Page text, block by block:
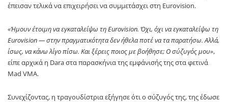
έπεισαν τελικά να επιχειρήσει να συμμετάσχει στη Eurovision.
«Ήμουν έτοιμη να εγκαταλείψω τη Eurovision. Όχι, όχι να εγκαταλείψω τη
Eurovision — στην πραγματικότητα δεν ήθελα ποτέ να τα παρατήσω. Αλλά,
ίσως, να κάνω λίγο πίσω. Και ξέρεις ποιος με βοήθησε; Ο σύζυγός μου»,
είπε αρχικά η Dara στα παρασκήνια της εμφάνισής της στα φετινά
Mad VMA.
Συνεχίζοντας, η τραγουδίστρια εξήγησε ότι ο σύζυγός της, της έδωσε